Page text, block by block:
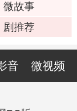
微故事
剧推荐
音 微视频